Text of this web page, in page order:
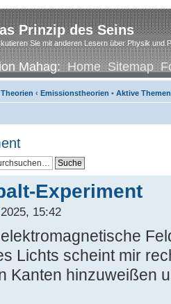
Prinzip des Seins
Sie mit anderen Lesern über Physik und
Mahag:Home Sitemap
‹ Emissionstheorien • Aktive Themen
Experiment
15:42
Lichts scheint mir
Kanten hinzuweißen